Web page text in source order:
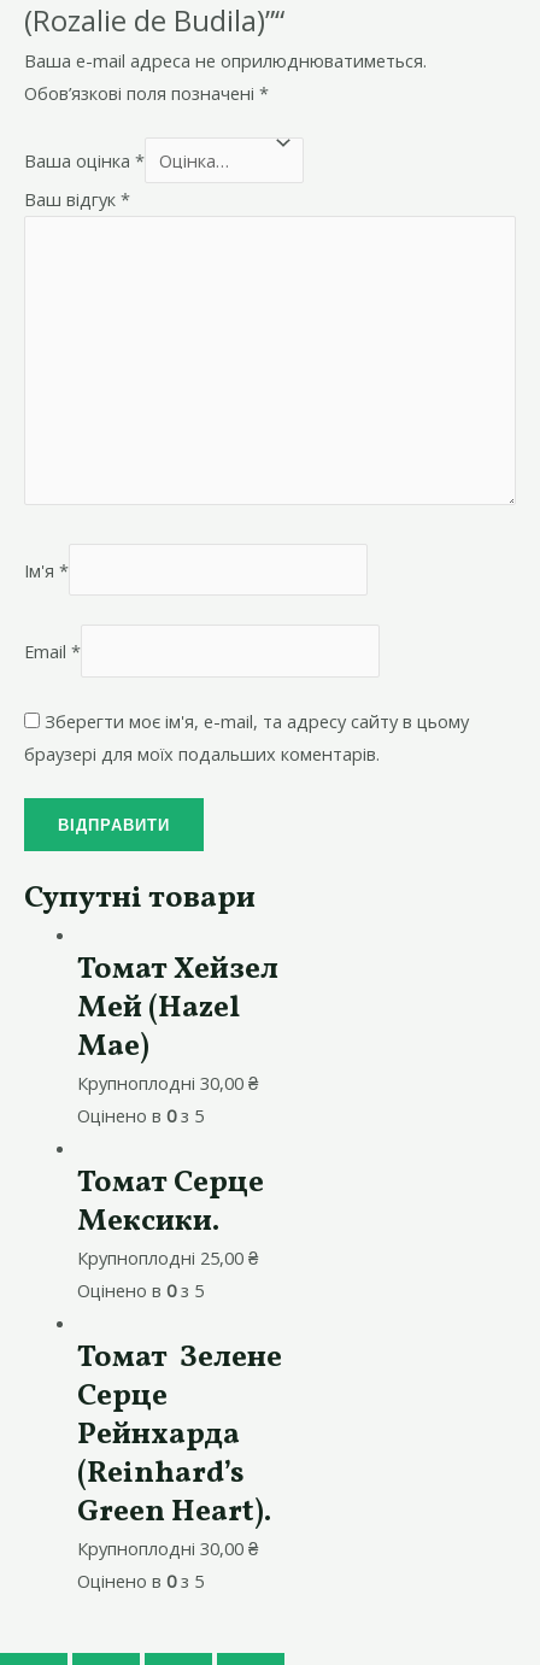
(Rozalie de Budila)”“
Ваша e-mail адреса не оприлюднюватиметься.
Обов’язкові поля позначені *
Ваша оцінка *
Ваш відгук *
Ім'я *
Email *
Зберегти моє ім'я, e-mail, та адресу сайту в цьому
браузері для моїх подальших коментарів.
Супутні товари
Томат Хейзел
Мей (Hazel
Mae)
Крупноплодні 30,00 ₴
Оцінено в 0з 5
Томат Серце
Мексики.
Крупноплодні 25,00 ₴
Оцінено в 0з 5
Томат Зелене
Серце
Рейнхарда
(Reinhard’s
Green Heart).
Крупноплодні 30,00 ₴
Оцінено в 0з 5